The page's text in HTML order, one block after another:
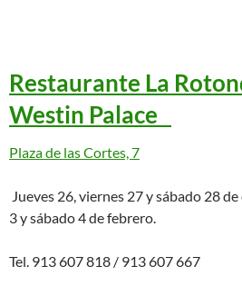
Restaurante La
Westin Palace
Plaza de las Cortes, 7
Jueves 26, viernes 27 y sábado 28
3 y sábado 4 de febrero.
Tel. 913 607 818 / 913 607 667